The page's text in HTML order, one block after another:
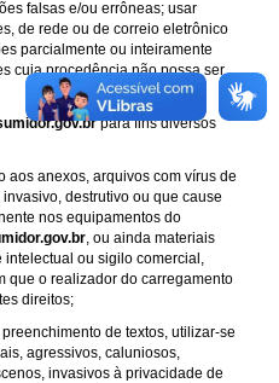
falsas e/ou errôneas; usar
de rede ou de correio eletrônico
parcialmente ou inteiramente
cuja procedência não possa ser
para fins diversos
aos anexos, arquivos com vírus de
destrutivo ou que cause
nos equipamentos do
, ou ainda materiais
ou sigilo comercial,
que o realizador do carregamento
direitos;
de textos, utilizar-se
agressivos, caluniosos,
invasivos à privacidade de